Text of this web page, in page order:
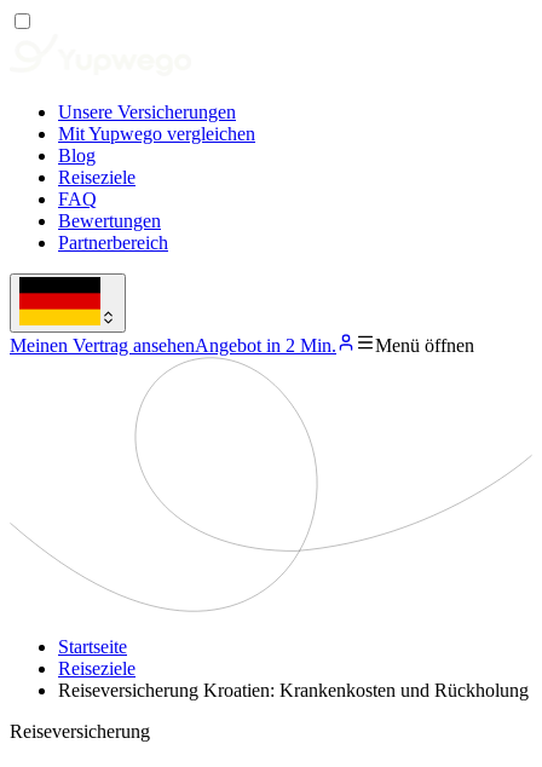
Unsere Versicherungen
Mit Yupwego vergleichen
Blog
Reiseziele
FAQ
Bewertungen
Partnerbereich
Meinen Vertrag ansehenAngebot in 2 Min. Menü öffnen
Startseite
Reiseziele
Reiseversicherung Kroatien: Krankenkosten und Rückholung
Reiseversicherung